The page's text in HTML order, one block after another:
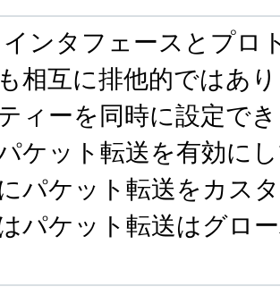
ンタフェースとプロ
相互に排他的ではあ
ィーを同時に設定で
ケット転送を有効に
パケット転送をカス
パケット転送はグロ